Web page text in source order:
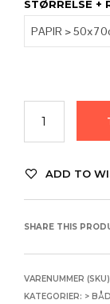
STØRRELSE +
ADD TO
SHARE THIS
VARENUMMER
KATEGORIER: >